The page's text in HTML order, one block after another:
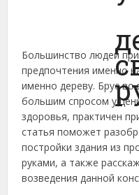
Большинство людей
предпочтения именно
именно дереву. Брус во
большим спросом у
здоровья, практичен
статья поможет
постройки здания из
руками, а также
возведения данной